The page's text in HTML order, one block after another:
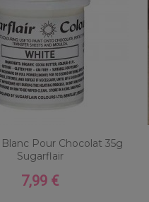
Pour Chocolat 35g
Sugarflair
Prix
7,99 €